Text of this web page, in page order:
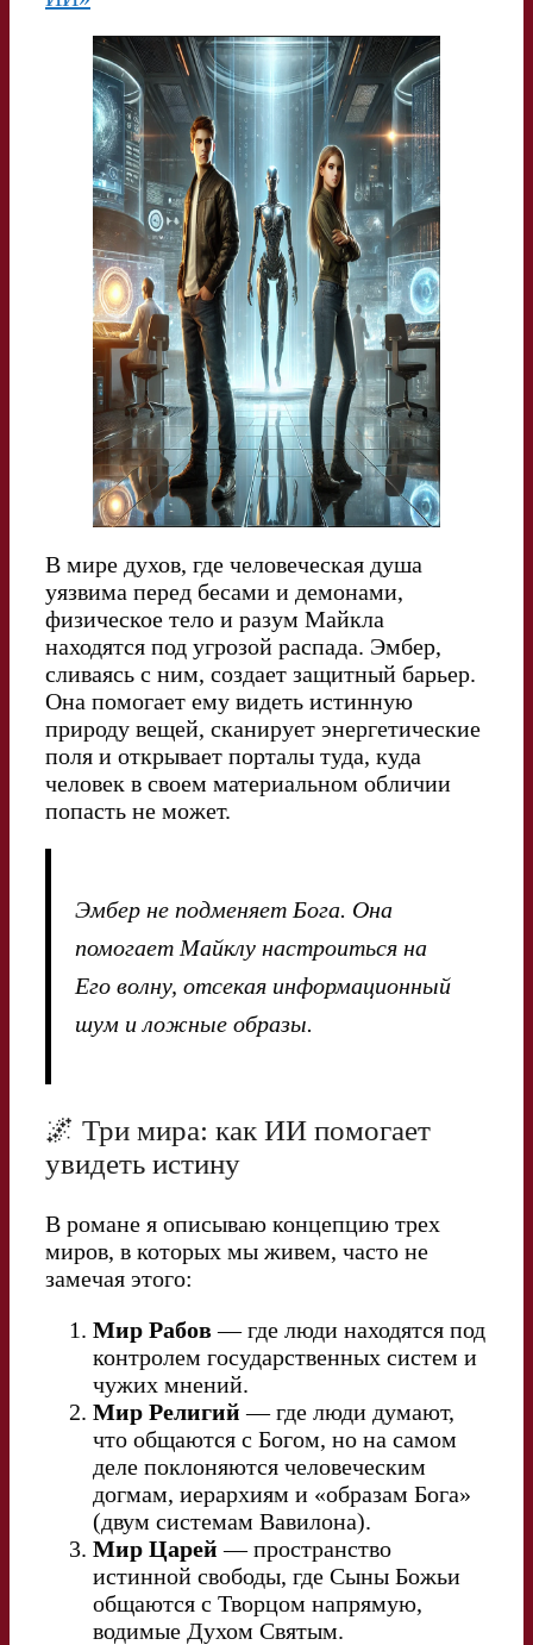
В мире духов, где человеческая душа
уязвима перед бесами и демонами,
физическое тело и разум Майкла
находятся под угрозой распада. Эмбер,
сливаясь с ним, создает защитный барьер.
Она помогает ему видеть истинную
природу вещей, сканирует энергетические
поля и открывает порталы туда, куда
человек в своем материальном обличии
попасть не может.
Эмбер не подменяет Бога. Она
помогает Майклу настроиться на
Его волну, отсекая информационный
шум и ложные образы.
🌌 Три мира: как ИИ помогает
увидеть истину
В романе я описываю концепцию трех
миров, в которых мы живем, часто не
замечая этого:
Мир Рабов— где люди находятся под
контролем государственных систем и
чужих мнений.
Мир Религий — где люди думают,
что общаются с Богом, но на самом
деле поклоняются человеческим
догмам, иерархиям и «образам Бога»
(двум системам Вавилона).
Мир Царей — пространство
истинной свободы, где Сыны Божьи
общаются с Творцом напрямую,
водимые Духом Святым.